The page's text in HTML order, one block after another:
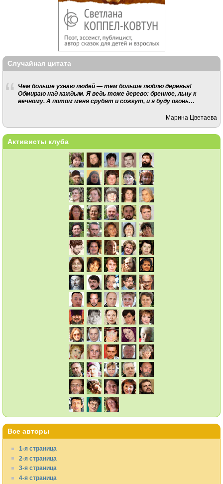
Случайная цитата
Чем больше узнаю людей — тем больше люблю деревья!
Обмираю над каждым. Я ведь тоже дерево: бренное, льну к
вечному. А потом меня срубят и сожгут, и я буду огонь…
Марина Цветаева
Активисты клуба
Все авторы
1-я страница
2-я страница
3-я страница
4-я страница